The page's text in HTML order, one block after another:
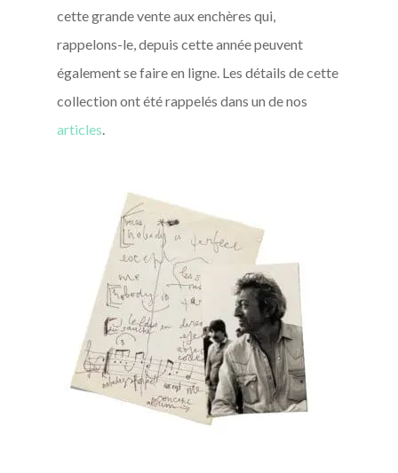
cette grande vente aux enchères qui,
rappelons-le, depuis cette année peuvent
également se faire en ligne. Les détails de cette
collection ont été rappelés dans un de nos
articles.